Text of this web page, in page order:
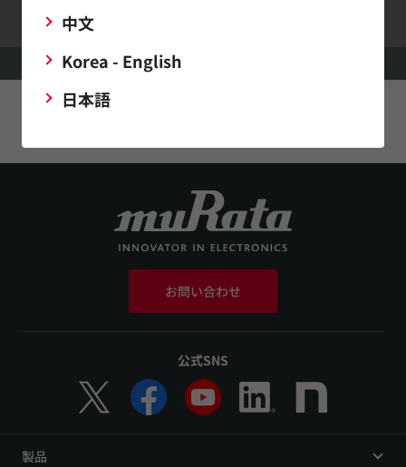
中文
Korea - English
日本語
HOME サポート FAQ マイクロメカトロに関するよくあるご質問
お問い合わせ
公式SNS
製品